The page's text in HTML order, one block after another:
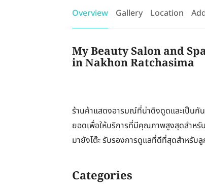
Overview Gallery Location
My Beauty Salon and
in Nakhon Ratchasima
ร้านค้าแสดงอารมณ์ที่น่าดึงดูดและเป็นกั
ยอดเพื่อให้บริการที่มีคุณภาพสูงสุดสำห
มายังโต๊ะ รับรองการดูแลที่ดีที่สุดสำหรับ
Categories